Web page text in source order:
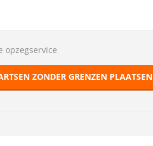
opzegservice
ZONDER GRENZEN PLAATSEN